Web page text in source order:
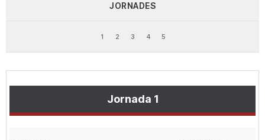
JORNADES
1 2 3 4 5
Jornada 1